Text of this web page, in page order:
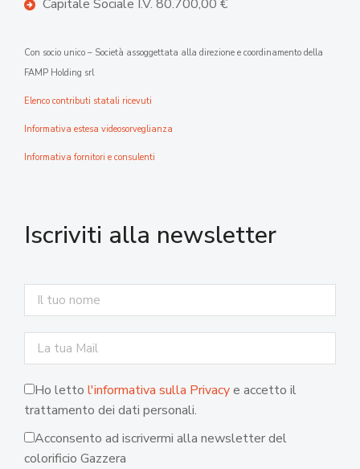
Capitale Sociale I.V. 80.700,00 €
Con socio unico – Società assoggettata alla direzione e coordinamento della
FAMP Holding srl
Elenco contributi statali ricevuti
Informativa estesa videosorveglianza
Informativa fornitori e consulenti
Iscriviti alla newsletter
Ho letto l'informativa sulla Privacye accetto il
trattamento dei dati personali.
Acconsento ad iscrivermi alla newsletter del
colorificio Gazzera